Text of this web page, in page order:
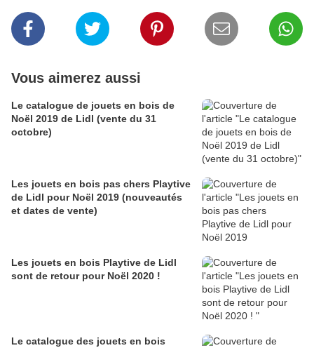
Vous aimerez aussi
Le catalogue de jouets en bois de
Noël 2019 de Lidl (vente du 31
octobre)
Les jouets en bois pas chers Playtive
de Lidl pour Noël 2019 (nouveautés
et dates de vente)
Les jouets en bois Playtive de Lidl
sont de retour pour Noël 2020 !
Le catalogue des jouets en bois